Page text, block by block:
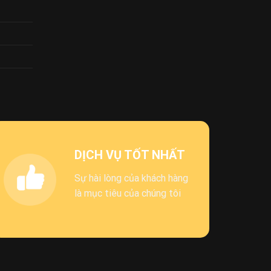
DỊCH VỤ TỐT NHẤT
Sự hài lòng của khách hàng
là mục tiêu của chúng tôi